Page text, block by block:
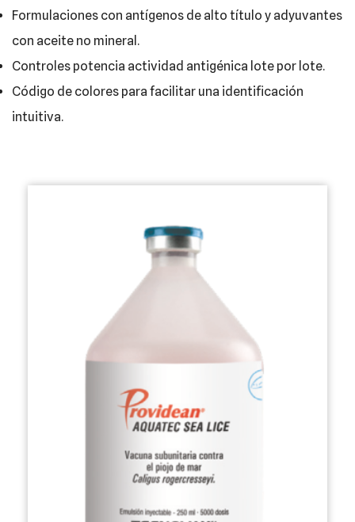
Formulaciones con antígenos de alto título y adyuvantes
con aceite no mineral.
Controles potencia actividad antigénica lote por lote.
Código de colores para facilitar una identificación
intuitiva.